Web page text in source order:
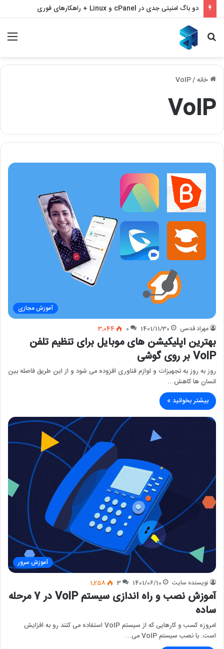
دو باگ امنیتی جدی در cPanel و Linux + راهکارهای فوری
جستجو
خانه/
VoIP
VoIP
آموزش مجازی
مهراد قدسی 1401/11/30
0
3,044
بهترین اپلیکیشن های موبایل برای تنظیم تلفن
VoIP بر روی گوشی
روز به روز به تجهیزات و لوازم فناوری افزوده می شود و از این طریق فاصله بین
انسان ها کاهش…
بیشتر بخوانید »
آموزش سرور
نویسنده سایت 1401/06/10
3
1,258
آموزش نصب و راه اندازی سیستم VoIP در 7 مرحله
ساده
امروزه کسب و کارهایی که از سیستم VoIP استفاده می کنند رو به افزایش
است. با نصب سیستم VoIP می…